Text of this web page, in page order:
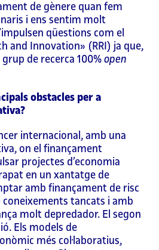
de gènere quan fem
i ens sentim molt
qüestions com el
and Innovation» (RRI) ja que,
de recerca 100%open
obstacles per a
internacional, amb una
on el finançament
projectes d’economia
en un xantatge de
amb finançament de risc
coneixements tancats i amb
molt depredador. El segon
Els models de
més col·laboratius,